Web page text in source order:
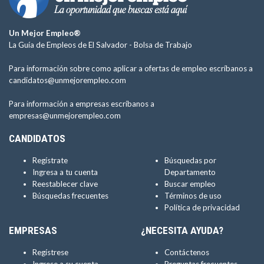
Un Mejor Empleo®
La Guía de Empleos de El Salvador - Bolsa de Trabajo
Para información sobre como aplicar a ofertas de empleo escríbanos a
candidatos@unmejorempleo.com
Para información a empresas escríbanos a
empresas@unmejorempleo.com
CANDIDATOS
Regístrate
Ingresa a tu cuenta
Reestablecer clave
Búsquedas frecuentes
Búsquedas por
Departamento
Buscar empleo
Términos de uso
Política de privacidad
EMPRESAS
Regístrese
¿NECESITA AYUDA?
Contáctenos